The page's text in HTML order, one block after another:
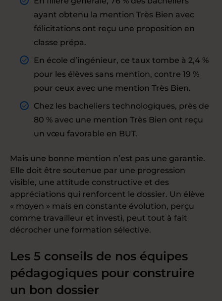
ayant obtenu la mention Très Bien avec
félicitations ont reçu une proposition en
classe prépa.
En école d’ingénieur, ce taux tombe à 2,4 %
pour les élèves sans mention, contre 19 %
pour ceux avec une mention Très Bien.
Chez les bacheliers technologiques, près de
80 % avec une mention Très Bien ont reçu
un vœu favorable en BUT.
Mais une bonne mention n’est pas une garantie.
Elle doit être soutenue par une progression
visible, une attitude constructive et des
appréciations qui renforcent le dossier. Un élève
« moyen » mais en constante évolution, perçu
comme travailleur et investi, peut tout à fait
décrocher une formation sélective.
Les 5 conseils de nos équipes
pédagogiques pour construire
un bon dossier